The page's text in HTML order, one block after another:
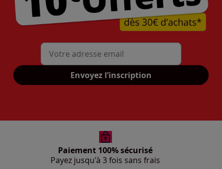
Mon adresse mail
Envoyez l’inscription
Paiement 100% sécurisé
Payez jusqu'à 3 fois sans frais